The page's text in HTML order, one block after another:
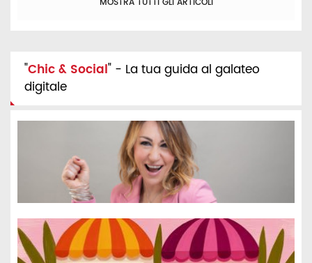
"Chic & Social" - La tua guida al galateo
digitale